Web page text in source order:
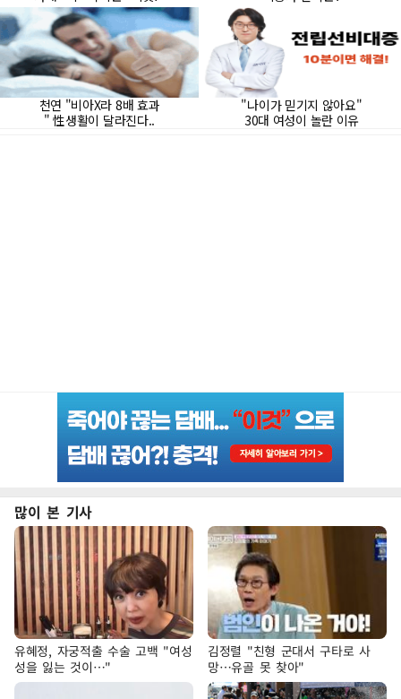
많이 본 기사
유혜정, 자궁적출 수술 고백 "여성
성을 잃는 것이…"
김정렬 "친형 군대서 구타로 사
망…유골 못 찾아"